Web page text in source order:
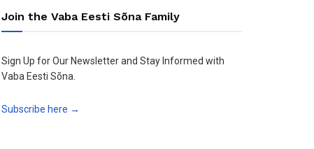
Join the Vaba Eesti Sõna Family
Sign Up for Our Newsletter and Stay Informed with
Vaba Eesti Sõna.
Subscribe here →